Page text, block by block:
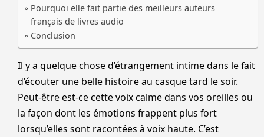
Pourquoi elle fait partie des meilleurs auteurs
français de livres audio
Conclusion
Il y a quelque chose d’étrangement intime dans le fait
d’écouter une belle histoire au casque tard le soir.
Peut-être est-ce cette voix calme dans vos oreilles ou
la façon dont les émotions frappent plus fort
lorsqu’elles sont racontées à voix haute. C’est